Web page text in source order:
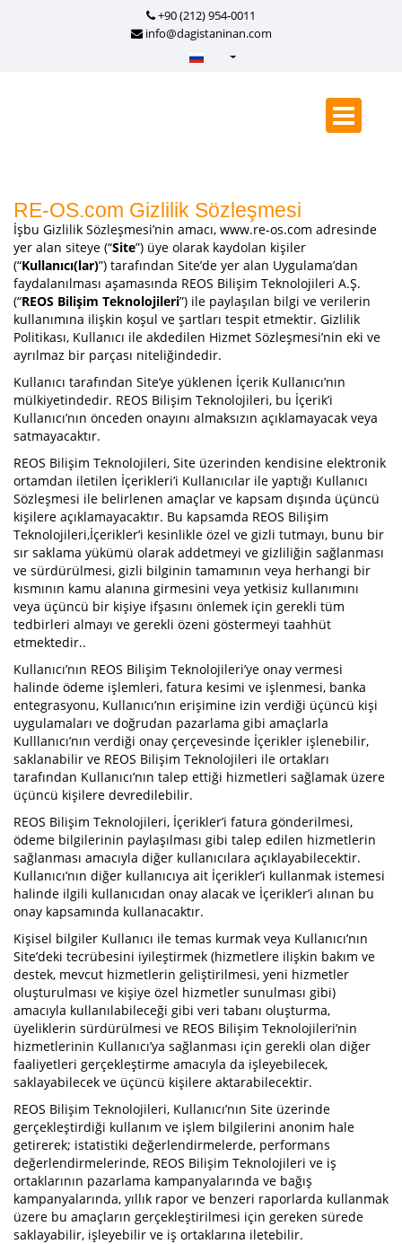
+90 (212) 954-0011
info@dagistaninan.com
العربية - Arabic
Crnogorski - Montenegrin
Српски - Serbian
RE-OS.com Gizlilik Sözleşmesi
İşbu Gizlilik Sözleşmesi’nin amacı, www.re-os.com adresinde
yer alan siteye (“Site”) üye olarak kaydolan kişiler
(“Kullanıcı(lar)”) tarafından Site’de yer alan Uygulama’dan
faydalanılması aşamasında REOS Bilişim Teknolojileri A.Ş.
(“REOS Bilişim Teknolojileri”) ile paylaşılan bilgi ve verilerin
kullanımına ilişkin koşul ve şartları tespit etmektir. Gizlilik
Politikası, Kullanıcı ile akdedilen Hizmet Sözleşmesi’nin eki ve
ayrılmaz bir parçası niteliğindedir.
Kullanıcı tarafından Site’ye yüklenen İçerik Kullanıcı’nın
mülkiyetindedir. REOS Bilişim Teknolojileri, bu İçerik’i
Kullanıcı’nın önceden onayını almaksızın açıklamayacak veya
satmayacaktır.
REOS Bilişim Teknolojileri, Site üzerinden kendisine elektronik
ortamdan iletilen İçerikleri’i Kullanıcılar ile yaptığı Kullanıcı
Sözleşmesi ile belirlenen amaçlar ve kapsam dışında üçüncü
kişilere açıklamayacaktır. Bu kapsamda REOS Bilişim
Teknolojileri,İçerikler’i kesinlikle özel ve gizli tutmayı, bunu bir
sır saklama yükümü olarak addetmeyi ve gizliliğin sağlanması
ve sürdürülmesi, gizli bilginin tamamının veya herhangi bir
kısmının kamu alanına girmesini veya yetkisiz kullanımını
veya üçüncü bir kişiye ifşasını önlemek için gerekli tüm
tedbirleri almayı ve gerekli özeni göstermeyi taahhüt
etmektedir..
Kullanıcı’nın REOS Bilişim Teknolojileri’ye onay vermesi
halinde ödeme işlemleri, fatura kesimi ve işlenmesi, banka
entegrasyonu, Kullanıcı’nın erişimine izin verdiği üçüncü kişi
uygulamaları ve doğrudan pazarlama gibi amaçlarla
Kulllanıcı’nın verdiği onay çerçevesinde İçerikler işlenebilir,
saklanabilir ve REOS Bilişim Teknolojileri ile ortakları
tarafından Kullanıcı’nın talep ettiği hizmetleri sağlamak üzere
üçüncü kişilere devredilebilir.
REOS Bilişim Teknolojileri, İçerikler’i fatura gönderilmesi,
ödeme bilgilerinin paylaşılması gibi talep edilen hizmetlerin
sağlanması amacıyla diğer kullanıcılara açıklayabilecektir.
Kullanıcı’nın diğer kullanıcıya ait İçerikler’i kullanmak istemesi
halinde ilgili kullanıcıdan onay alacak ve İçerikler’i alınan bu
onay kapsamında kullanacaktır.
Kişisel bilgiler Kullanıcı ile temas kurmak veya Kullanıcı’nın
Site’deki tecrübesini iyileştirmek (hizmetlere ilişkin bakım ve
destek, mevcut hizmetlerin geliştirilmesi, yeni hizmetler
oluşturulması ve kişiye özel hizmetler sunulması gibi)
amacıyla kullanılabileceği gibi veri tabanı oluşturma,
üyeliklerin sürdürülmesi ve REOS Bilişim Teknolojileri’nin
hizmetlerinin Kullanıcı’ya sağlanması için gerekli olan diğer
faaliyetleri gerçekleştirme amacıyla da işleyebilecek,
saklayabilecek ve üçüncü kişilere aktarabilecektir.
REOS Bilişim Teknolojileri, Kullanıcı’nın Site üzerinde
gerçekleştirdiği kullanım ve işlem bilgilerini anonim hale
getirerek; istatistiki değerlendirmelerde, performans
değerlendirmelerinde, REOS Bilişim Teknolojileri ve iş
ortaklarının pazarlama kampanyalarında ve bağış
kampanyalarında, yıllık rapor ve benzeri raporlarda kullanmak
üzere bu amaçların gerçekleştirilmesi için gereken sürede
saklayabilir, işleyebilir ve iş ortaklarına iletebilir.